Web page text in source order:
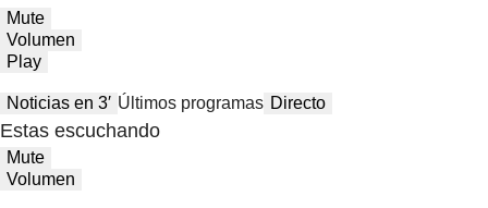
Mute
Volumen
Play
Noticias en 3′ Últimos programas Directo
Estas escuchando
Mute
Volumen